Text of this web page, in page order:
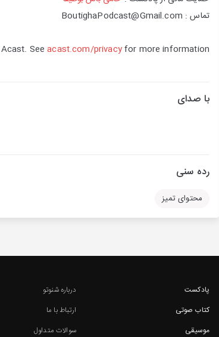
تماس : BoutighaPodcast@Gmail.com
Seeacast.com/privacyfor more information.
با صدای
رده سنی
محتوای تمیز
پادکست
کتاب صوتی
موسیقی
درباره شنوتو
ارتباط با ما
سوالات متداول